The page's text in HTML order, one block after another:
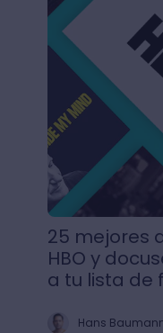
25 mejores
HBO y
a tu lista de
Hans